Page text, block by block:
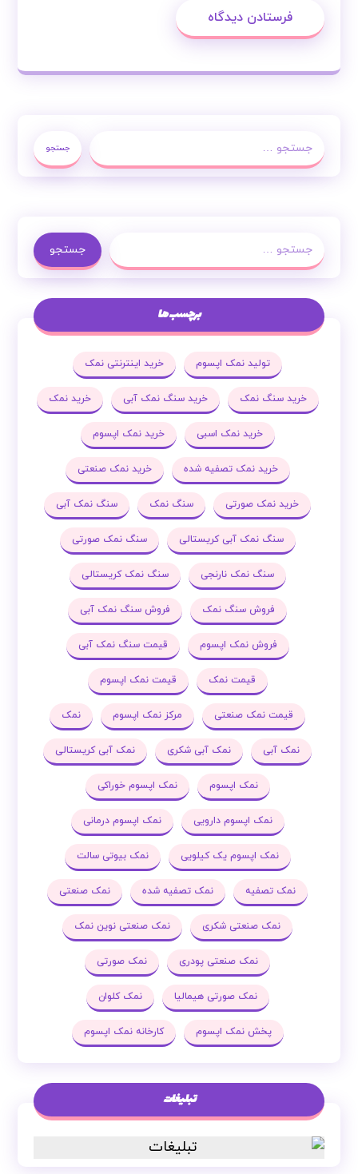
فرستادن دیدگاه
جستجو
جستجو
برچسب ها
تولید نمک اپسوم خرید اینترنتی نمک
خرید سنگ نمک خرید سنگ نمک آبی خرید نمک
خرید نمک اسبی خرید نمک اپسوم
خرید نمک تصفیه شده خرید نمک صنعتی
خرید نمک صورتی سنگ نمک سنگ نمک آبی
سنگ نمک آبی کریستالی سنگ نمک صورتی
سنگ نمک نارنجی سنگ نمک کریستالی
فروش سنگ نمک فروش سنگ نمک آبی
فروش نمک اپسوم قیمت سنگ نمک آبی
قیمت نمک قیمت نمک اپسوم
قیمت نمک صنعتی مرکز نمک اپسوم نمک
نمک آبی نمک آبی شکری نمک آبی کریستالی
نمک اپسوم نمک اپسوم خوراکی
نمک اپسوم دارویی نمک اپسوم درمانی
نمک اپسوم یک کیلویی نمک بیوتی سالت
نمک تصفیه نمک تصفیه شده نمک صنعتی
نمک صنعتی شکری نمک صنعتی نوین نمک
نمک صنعتی پودری نمک صورتی
نمک صورتی هیمالیا نمک کلوان
پخش نمک اپسوم کارخانه نمک اپسوم
تبلیغات